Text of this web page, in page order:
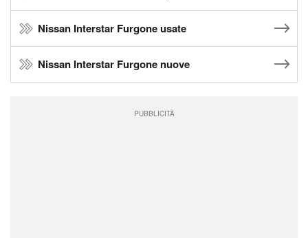
Nissan Interstar Furgone usate
Nissan Interstar Furgone nuove
PUBBLICITÀ